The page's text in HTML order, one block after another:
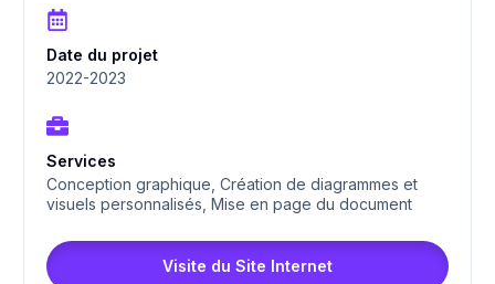
Date du projet
2022-2023
Services
Conception graphique, Création de diagrammes et
visuels personnalisés, Mise en page du document
Visite du Site Internet